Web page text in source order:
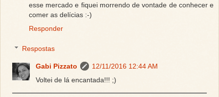
esse mercado e fiquei morrendo de vontade de conhecer e
comer as delícias :-)
Responder
Respostas
Gabi Pizzato
12/11/2016 12:44 AM
Voltei de lá encantada!!! ;)